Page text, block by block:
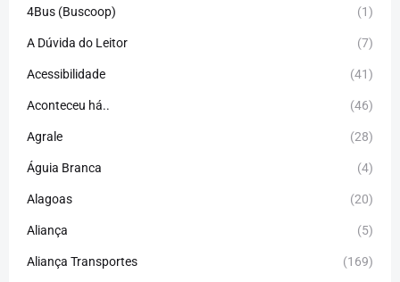
4Bus (Buscoop) (1)
A Dúvida do Leitor (7)
Acessibilidade (41)
Aconteceu há.. (46)
Agrale (28)
Águia Branca (4)
Alagoas (20)
Aliança (5)
Aliança Transportes (169)